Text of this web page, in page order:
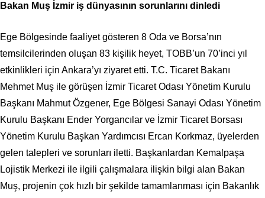
Bakan Muş İzmir iş dünyasının sorunlarını dinledi
Ege Bölgesinde faaliyet gösteren 8 Oda ve Borsa’nın
temsilcilerinden oluşan 83 kişilik heyet, TOBB’un 70’inci yıl
etkinlikleri için Ankara’yı ziyaret etti. T.C. Ticaret Bakanı
Mehmet Muş ile görüşen İzmir Ticaret Odası Yönetim Kurulu
Başkanı Mahmut Özgener, Ege Bölgesi Sanayi Odası Yönetim
Kurulu Başkanı Ender Yorgancılar ve İzmir Ticaret Borsası
Yönetim Kurulu Başkan Yardımcısı Ercan Korkmaz, üyelerden
gelen talepleri ve sorunları iletti. Başkanlardan Kemalpaşa
Lojistik Merkezi ile ilgili çalışmalara ilişkin bilgi alan Bakan
Muş, projenin çok hızlı bir şekilde tamamlanması için Bakanlık